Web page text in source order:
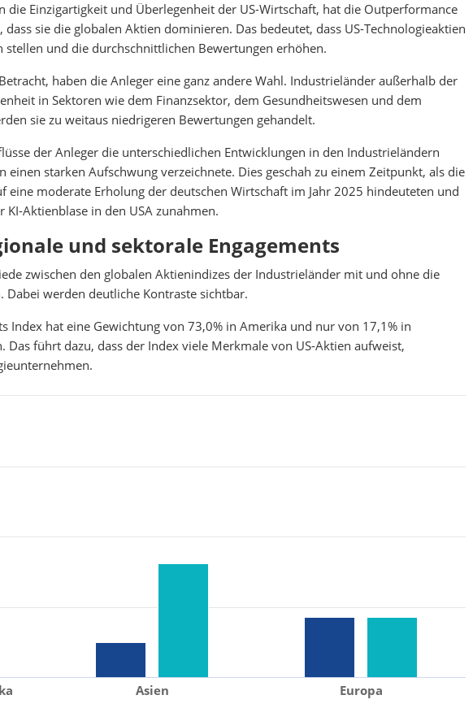
die Einzigartigkeit und Überlegenheit der US-Wirtschaft, hat die Outperformance
sie die globalen Aktien dominieren. Das bedeutet, dass US-Technologieaktien
stellen und die durchschnittlichen Bewertungen erhöhen.
haben die Anleger eine ganz andere Wahl. Industrieländer außerhalb der
in Sektoren wie dem Finanzsektor, dem Gesundheitswesen und dem
sie zu weitaus niedrigeren Bewertungen gehandelt.
der Anleger die unterschiedlichen Entwicklungen in den Industrieländern
einen starken Aufschwung verzeichnete. Dies geschah zu einem Zeitpunkt, als die
eine moderate Erholung der deutschen Wirtschaft im Jahr 2025 hindeuteten und
Aktienblase in den USA zunahmen.
und sektorale Engagements
zwischen den globalen Aktienindizes der Industrieländer mit und ohne die
Dabei werden deutliche Kontraste sichtbar.
Index hat eine Gewichtung von 73,0% in Amerika und nur von 17,1% in
Das führt dazu, dass der Index viele Merkmale von US-Aktien aufweist,
Asien Europa